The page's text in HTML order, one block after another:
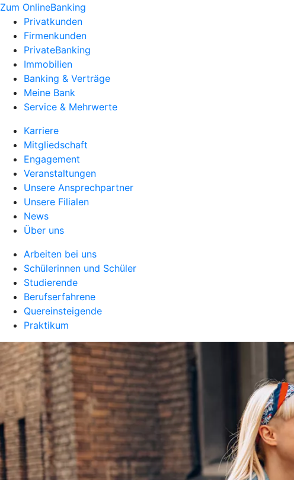
Zum OnlineBanking
Privatkunden
Firmenkunden
PrivateBanking
Immobilien
Banking & Verträge
Meine Bank
Service & Mehrwerte
Karriere
Mitgliedschaft
Engagement
Veranstaltungen
Unsere Ansprechpartner
Unsere Filialen
News
Über uns
Arbeiten bei uns
Schülerinnen und Schüler
Studierende
Berufserfahrene
Quereinsteigende
Praktikum